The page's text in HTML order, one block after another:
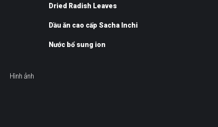
Dried Radish Leaves
Dầu ăn cao cấp Sacha Inchi
Nước bổ sung ion
Hình ảnh